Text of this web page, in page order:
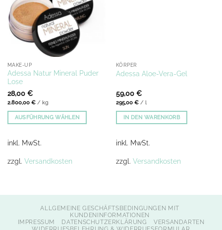
MAKE-UP
Adessa Natur Mineral Puder
Lose
28,00 €
2.800,00 €/ kg
AUSFÜHRUNG WÄHLEN
Produkt
mehrere
inkl. MwSt.
zzgl. Versandkosten
KÖRPER
Adessa Aloe-Vera-Gel
59,00 €
295,00 €/ l
IN DEN WARENKORB
inkl. MwSt.
zzgl. Versandkosten
ALLGEMEINE GESCHÄFTSBEDINGUNGEN MIT
KUNDENINFORMATIONEN
IMPRESSUM
DATENSCHUTZERKLÄRUNG
VERSANDARTEN